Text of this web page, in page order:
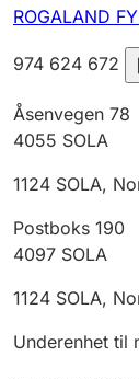
ROGALAND
974 624 672
Åsenvegen 78
4055 SOLA
1124 SOLA,
Postboks 190
4097 SOLA
1124 SOLA,
Underenhet